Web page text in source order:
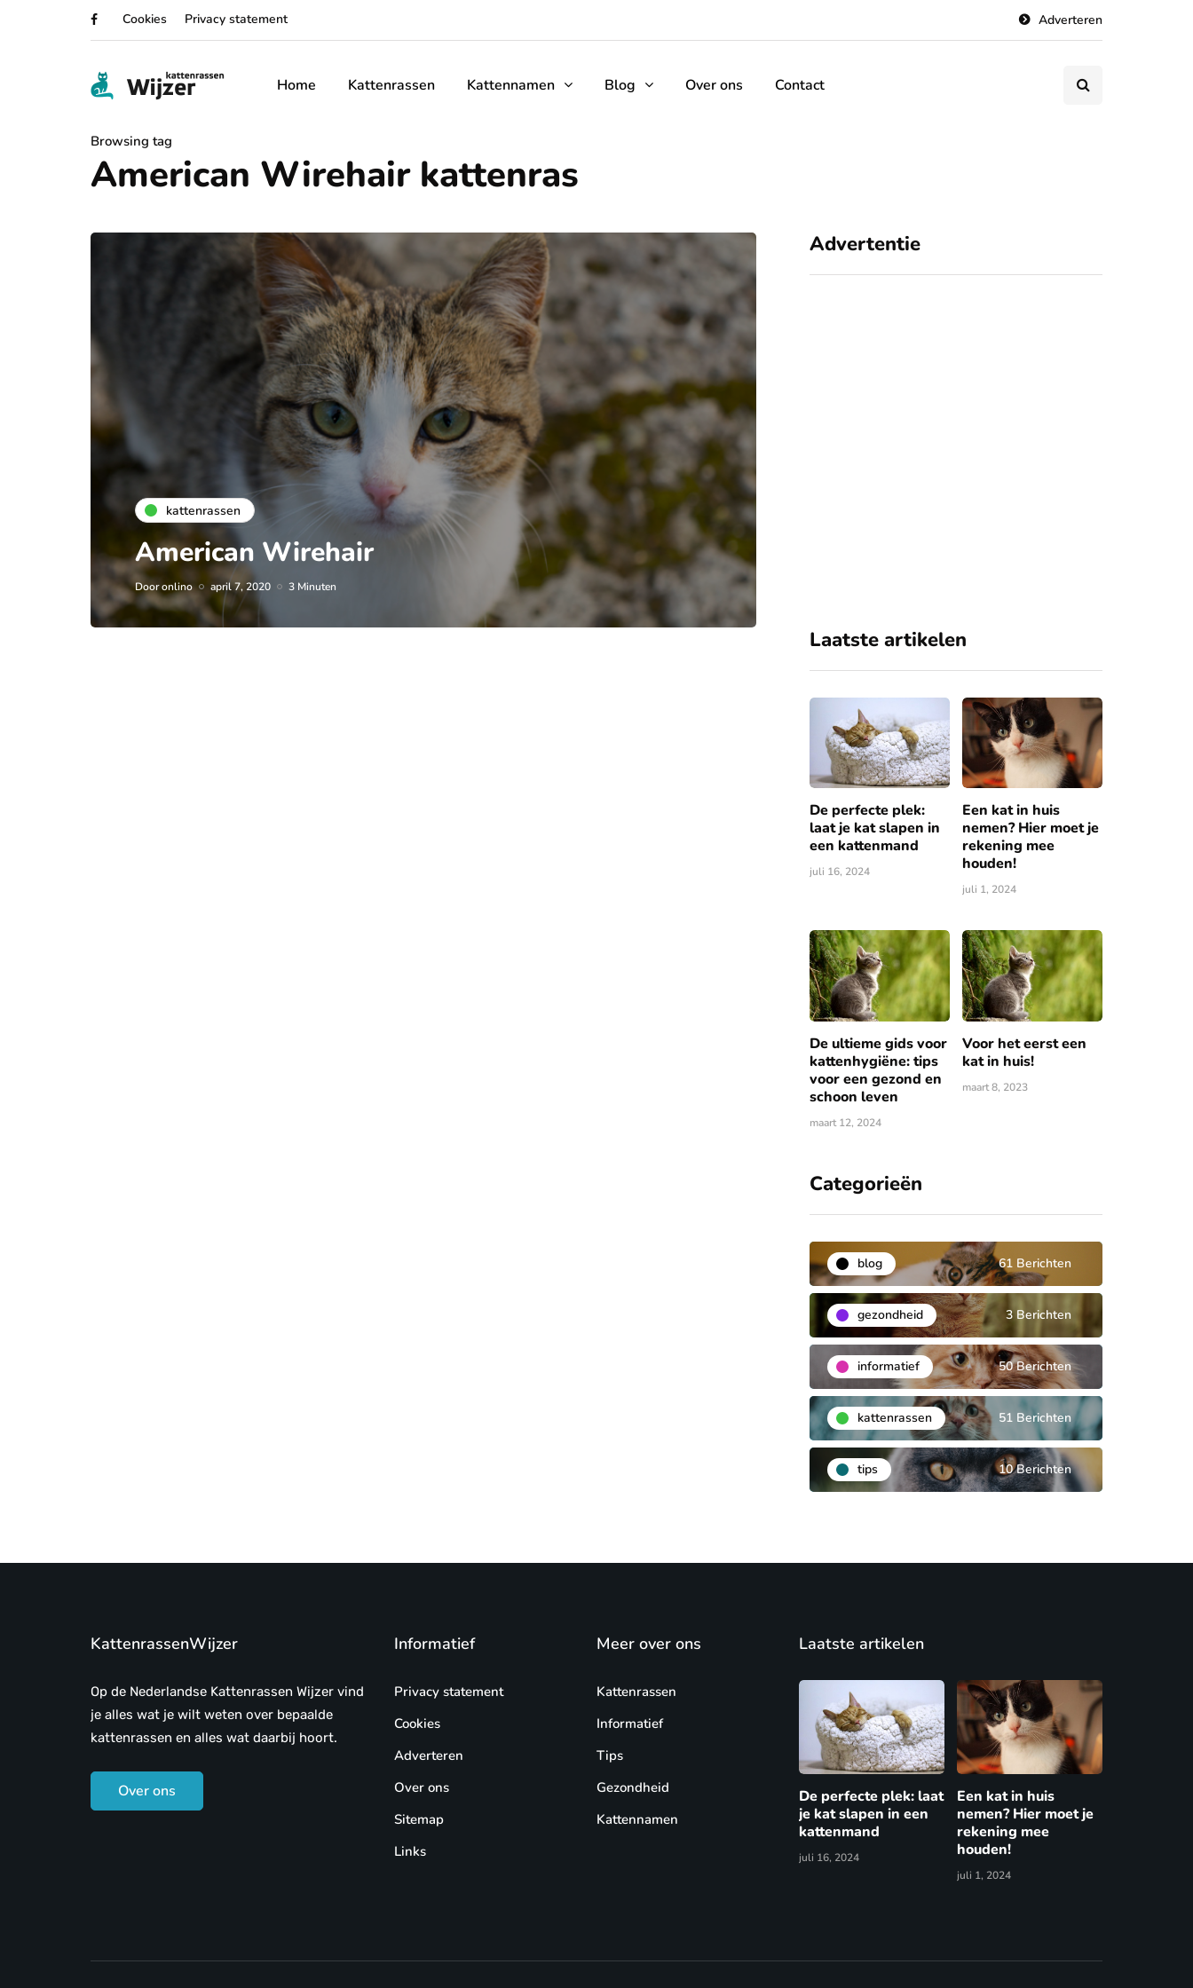
Cookies Privacy statement Adverteren
Home Kattenrassen Kattennamen Blog Over ons Contact
Browsing tag
American Wirehair kattenras
kattenrassen
American Wirehair
Dooronlino april 7, 2020 3 Minuten
Advertentie
Laatste artikelen
De perfecte plek:
laat je kat slapen in
een kattenmand
juli 16, 2024
Een kat in huis
nemen? Hier moet je
rekening mee
houden!
juli 1, 2024
De ultieme gids voor
kattenhygiëne: tips
voor een gezond en
schoon leven
maart 12, 2024
Voor het eerst een
kat in huis!
maart 8, 2023
Categorieën
blog 61 Berichten
gezondheid 3 Berichten
informatief 50 Berichten
kattenrassen 51 Berichten
tips 10 Berichten
KattenrassenWijzer
Op de Nederlandse Kattenrassen Wijzer vind
je alles wat je wilt weten over bepaalde
kattenrassen en alles wat daarbij hoort.
Over ons
Informatief
Privacy statement
Cookies
Adverteren
Over ons
Sitemap
Links
Meer over ons
Kattenrassen
Informatief
Tips
Gezondheid
Kattennamen
Laatste artikelen
De perfecte plek: laat
je kat slapen in een
kattenmand
juli 16, 2024
Een kat in huis
nemen? Hier moet je
rekening mee
houden!
juli 1, 2024